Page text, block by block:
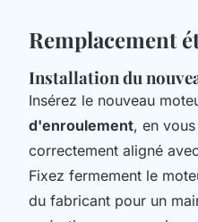
Remplacement
Installation du
Insérez le nouveau
d'enroulement, en
correctement aligné
Fixez fermement le
du fabricant pour un